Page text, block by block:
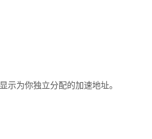
示为你独立分配的加速地址。